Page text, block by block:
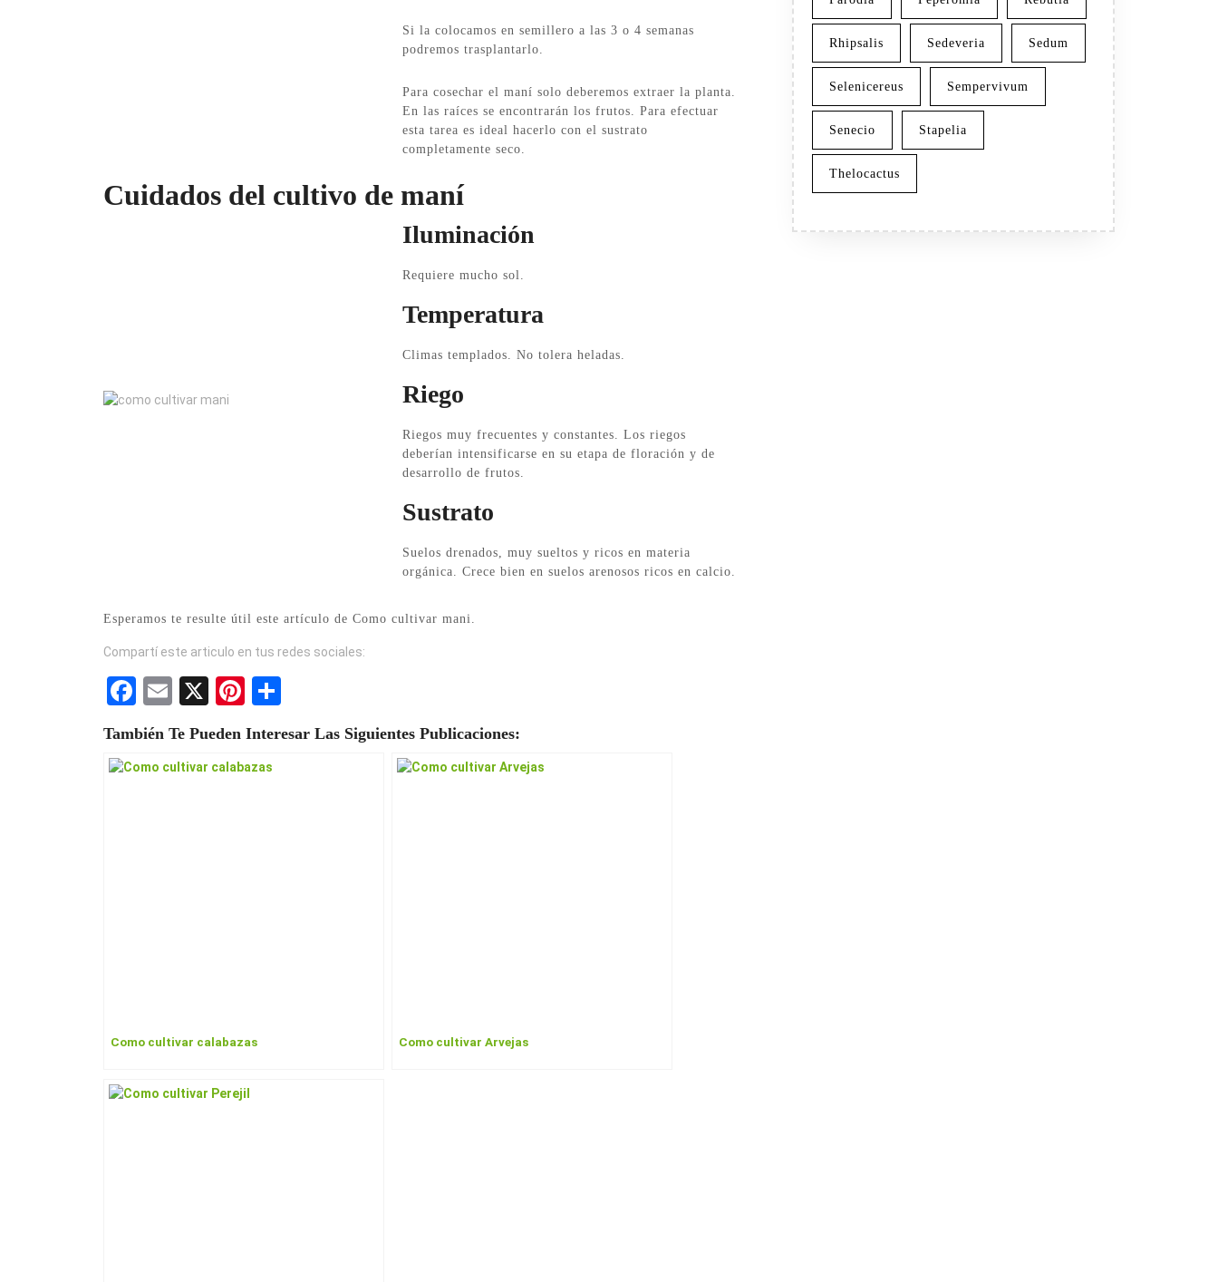
Si la colocamos en semillero a las 3 o 4 semanas
podremos trasplantarlo.
Para cosechar el maní solo deberemos extraer la planta.
En las raíces se encontrarán los frutos. Para efectuar
esta tarea es ideal hacerlo con el sustrato
completamente seco.
Cuidados del cultivo de maní
Iluminación
Requiere mucho sol.
Temperatura
Climas templados. No tolera heladas.
Riego
Riegos muy frecuentes y constantes. Los riegos
deberían intensificarse en su etapa de floración y de
desarrollo de frutos.
Sustrato
Suelos drenados, muy sueltos y ricos en materia
orgánica. Crece bien en suelos arenosos ricos en calcio.
Esperamos te resulte útil este artículo de Como cultivar mani.
Compartí este articulo en tus redes sociales:
F
a
ce
b
E
m
ail
X
Pi
nt
er
es
ar
También Te Pueden Interesar Las Siguientes Publicaciones:
Como cultivar calabazas Como cultivar Arvejas
Rhipsalis Sedeveria Sedum
Selenicereus Sempervivum
Senecio Stapelia
Thelocactus